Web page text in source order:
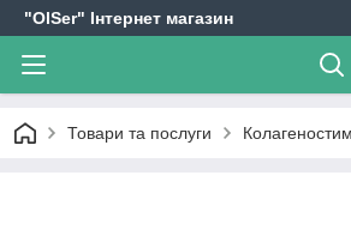
"OlSer" Інтернет магазин
Товари та послуги